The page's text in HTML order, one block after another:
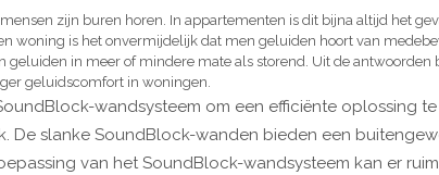
zijn buren horen. In appartementen is dit bijna altijd het
woning is het onvermijdelijk dat men geluiden hoort van
geluiden in meer of mindere mate als storend. Uit de
geluidscomfort in woningen.
dBlock-wandsysteem om een efficiënte oplossing
De slanke SoundBlock-wanden bieden een
van hetSoundBlock-wandsysteem kan er